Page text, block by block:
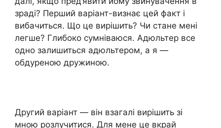
зраді? Перший варіант-визнає цей факт і
вибачиться. Що це вирішить? Чи стане мені
легше? Глибоко сумніваюся. Адюльтер все
одно залишиться адюльтером, а я —
обдуреною дружиною.
Другий варіант — він взагалі вирішить зі
мною розлучитися. Для мене це вкрай